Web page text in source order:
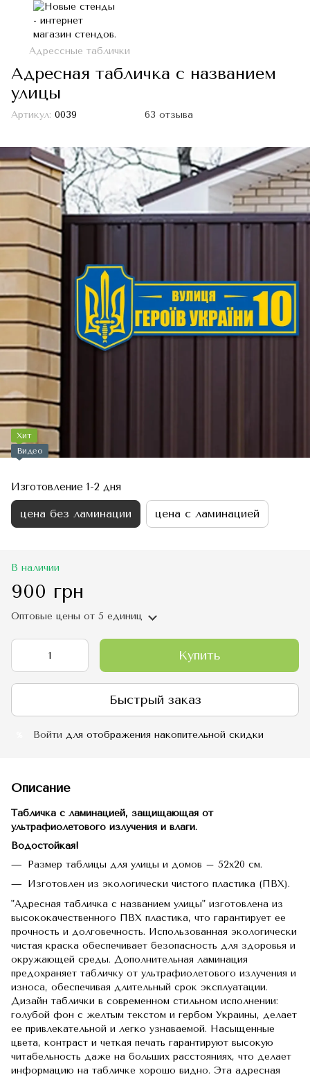
Адрессные таблички
Адресная табличка с названием
улицы
Артикул: 0039 63 отзыва
Хит
Видео
Изготовление 1-2 дня
цена без ламинации цена с ламинацией
В наличии
900 грн
Оптовые цены от 5 единиц
Купить
Быстрый заказ
Войти для отображения накопительной скидки
Описание
Табличка с ламинацией, защищающая от
ультрафиолетового излучения и влаги.
Водостойкая!
Размер таблицы для улицы и домов – 52х20 см.
Изготовлен из экологически чистого пластика (ПВХ).
"Адресная табличка с названием улицы" изготовлена из
высококачественного ПВХ пластика, что гарантирует ее
прочность и долговечность. Использованная экологически
чистая краска обеспечивает безопасность для здоровья и
окружающей среды. Дополнительная ламинация
предохраняет табличку от ультрафиолетового излучения и
износа, обеспечивая длительный срок эксплуатации.
Дизайн таблички в современном стильном исполнении:
голубой фон с желтым текстом и гербом Украины, делает
ее привлекательной и легко узнаваемой. Насыщенные
цвета, контраст и четкая печать гарантируют высокую
читабельность даже на больших расстояниях, что делает
информацию на табличке хорошо видно. Эта адресная